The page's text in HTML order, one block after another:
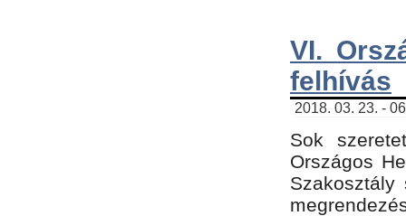
VI.
felhívás
2018. 03. 23. -
Sok
Országos